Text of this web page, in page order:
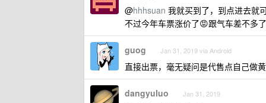
@hhhsuan 我就买到了，到点进去就
不过今年车票涨价了😡跟气车差不多了
guog Jan 31, 2019 via Android
直接出票，毫无疑问是代售点自己做
dangyuluo Jan 31, 2019